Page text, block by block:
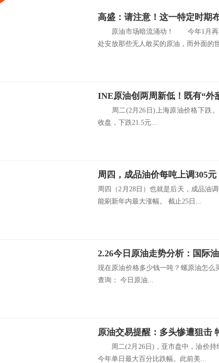
高盛：请注意！这一特定时期
原油市场暗流涌动！ 今年1月再遭
处安放那些无人敢买的原油，而外面的
周二(2月26日)上海原油价格下跌。
收盘，下跌21.5元...
周四，成品油价每吨上调305
周四（2月28日）也就是后天，成品油
能刷新年内最大涨幅。 截止25日...
现在原油价格多少钱一吨？螺原油怎么
查询： 今日原油...
原油交易提醒：多头惨遭狙击
周二(2月26日)，亚市盘中，油价持
今年单日最大百分比跌幅。此前美...